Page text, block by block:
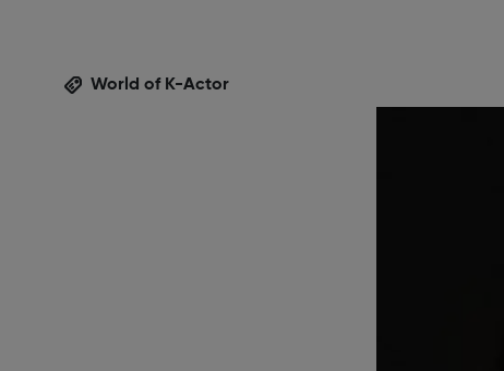
World of K-Actor